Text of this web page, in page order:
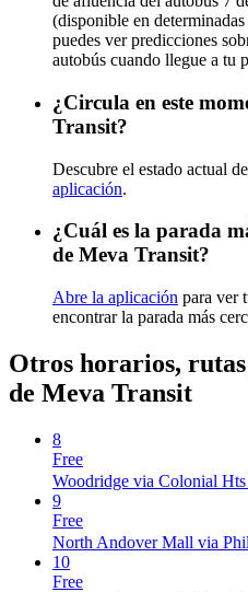
(disponible en
puedes ver predicciones
autobús cuando llegue a tu
¿Circula en este
Transit?
Descubre el estado actual
aplicación.
¿Cuál es la parada
de Meva Transit?
Abre la aplicación para ver
encontrar la parada más
Otros horarios,
de Meva Transit
8
Free
Woodridge via Colonial
9
Free
North Andover Mall via
10
Free